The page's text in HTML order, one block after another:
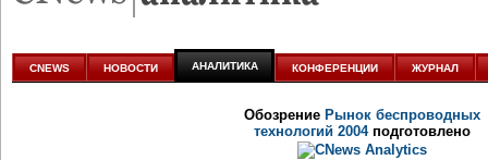
аналитике
CNEWS НОВОСТИ АНАЛИТИКА КОНФЕРЕНЦИИ ЖУРНАЛ
Обозрение Рынок беспроводных
технологий 2004 подготовлено